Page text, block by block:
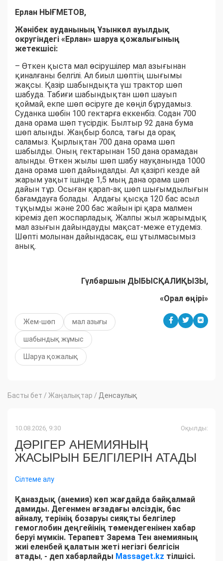
Ерлан НЫҒМЕТОВ,
Жәнібек ауданының Ұзынкөл ауылдық
округіндегі «Ерлан» шаруа қожалығының
жетекшісі:
– Өткен қыста мал өсірушілер мал азығынан
қиналғаны белгілі. Ал биыл шөптің шығымы
жақсы. Қазір шабындықта үш трактор шөп
шабуда. Табиғи шабындықтан шөп шауып
қоймай, екпе шөп өсіруге де көңіл бұрудамыз.
Суданка шөбін 100 гектарға еккенбіз. Содан 700
дана орама шөп түсірдік. Былтыр 92 дана бума
шөп алынды. Жаңбыр болса, тағы да орақ
саламыз. Қырлықтан 700 дана орама шөп
шабылды. Оның гектарынан 150 дана орамадан
алынды. Өткен жылы шөп шабу науқанында 1000
дана орама шөп дайындалды. Ал қазіргі кезде ай
жарым уақыт ішінде 1,5 мың дана орама шөп
дайын тұр. Осыған қарап-ақ шөп шығымдылығын
бағамдауға болады. Алдағы қысқа 120 бас асыл
тұқымды және 200 бас жайын ірі қара малмен
кіреміз деп жоспарладық. Жалпы жыл жарымдық
мал азығын дайындауды мақсат-меже етудеміз.
Шөпті молынан дайындасақ, еш ұтылмасымыз
анық.
Гүлбаршын ДЫБЫСҚАЛИҚЫЗЫ,
«Орал өңірі»
Жем-шөп мал азығы
шабындық жұмыс
Шаруа қожалық
Басты бет / Жаңалықтар / Денсаулық
10.08.2026, 9:30 Оқылды:
ДӘРІГЕР АНЕМИЯНЫҢ
ЖАСЫРЫН БЕЛГІЛЕРІН АТАДЫ
Сілтеме алу
Қаназдық (анемия) көп жағдайда байқалмай
дамиды. Дегенмен ағзадағы әлсіздік, бас
айналу, терінің бозаруы сияқты белгілер
гемоглобин деңгейінің төмендегенінен хабар
беруі мүмкін. Терапевт Зарема Тен анемияның
жиі еленбей қалатын жеті негізгі белгісін
атады, - деп хабарлайды Massaget.kz тілшісі.